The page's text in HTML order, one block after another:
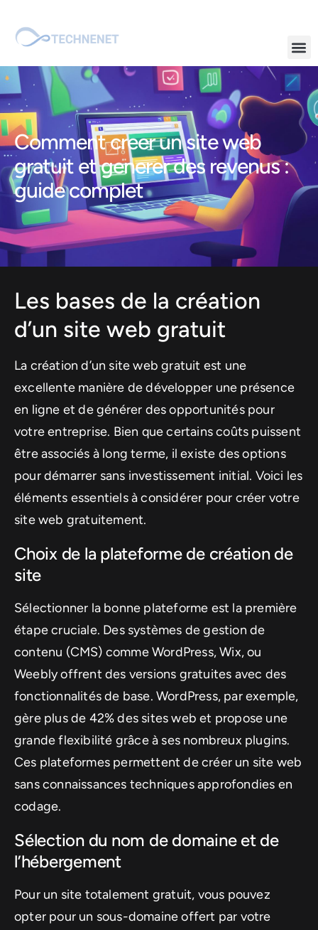
Comment creer un site web
gratuit et generer des revenus :
guide complet
Les bases de la création
d’un site web gratuit
La création d’un site web gratuit est une
excellente manière de développer une présence
en ligne et de générer des opportunités pour
votre entreprise. Bien que certains coûts puissent
être associés à long terme, il existe des options
pour démarrer sans investissement initial. Voici les
éléments essentiels à considérer pour créer votre
site web gratuitement.
Choix de la plateforme de création de
site
Sélectionner la bonne plateforme est la première
étape cruciale. Des systèmes de gestion de
contenu (CMS) comme WordPress, Wix, ou
Weebly offrent des versions gratuites avec des
fonctionnalités de base. WordPress, par exemple,
gère plus de 42% des sites web et propose une
grande flexibilité grâce à ses nombreux plugins.
Ces plateformes permettent de créer un site web
sans connaissances techniques approfondies en
codage.
Sélection du nom de domaine et de
l’hébergement
Pour un site totalement gratuit, vous pouvez
opter pour un sous-domaine offert par votre